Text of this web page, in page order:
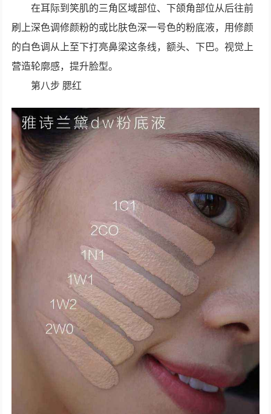
在耳际到笑肌的三角区域部位、下颌角部位从后往前
刷上深色调修颜粉的或比肤色深一号色的粉底液，用修颜
的白色调从上至下打亮鼻梁这条线，额头、下巴。视觉上
营造轮廓感，提升脸型。
第八步 腮红